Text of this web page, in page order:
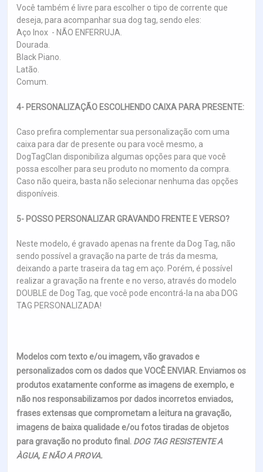
Você também é livre para escolher o tipo de corrente que
deseja, para acompanhar sua dog tag, sendo eles:
Aço Inox - NÃO ENFERRUJA.
Dourada.
Black Piano.
Latão.
Comum.
4- PERSONALIZAÇÃO ESCOLHENDO CAIXA PARA PRESENTE:
Caso prefira complementar sua personalização com uma
caixa para dar de presente ou para você mesmo, a
DogTagClan disponibiliza algumas opções para que você
possa escolher para seu produto no momento da compra.
Caso não queira, basta não selecionar nenhuma das opções
disponíveis.
5- POSSO PERSONALIZAR GRAVANDO FRENTE E VERSO?
Neste modelo, é gravado apenas na frente da Dog Tag, não
sendo possível a gravação na parte de trás da mesma,
deixando a parte traseira da tag em aço. Porém, é possível
realizar a gravação na frente e no verso, através do modelo
DOUBLE de Dog Tag, que você pode encontrá-la na aba DOG
TAG PERSONALIZADA!
Modelos com texto e/ou imagem, vão gravados e
personalizados com os dados que VOCÊ ENVIAR. Enviamos os
produtos exatamente conforme as imagens de exemplo, e
não nos responsabilizamos por dados incorretos enviados,
frases extensas que comprometam a leitura na gravação,
imagens de baixa qualidade e/ou fotos tiradas de objetos
para gravação no produto final. DOG TAG RESISTENTE A
ÀGUA, E NÃO A PROVA.